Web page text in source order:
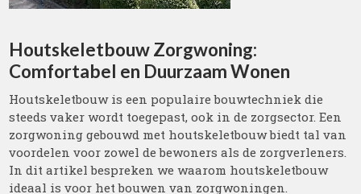
Houtskeletbouw Zorgwoning:
Comfortabel en Duurzaam Wonen
Houtskeletbouw is een populaire bouwtechniek die
steeds vaker wordt toegepast, ook in de zorgsector. Een
zorgwoning gebouwd met houtskeletbouw biedt tal van
voordelen voor zowel de bewoners als de zorgverleners.
In dit artikel bespreken we waarom houtskeletbouw
ideaal is voor het bouwen van zorgwoningen.